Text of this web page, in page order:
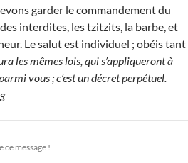
garder le commandement du
interdites, les tzitzits, la barbe, et
Le salut est individuel ; obéis tant
les mêmes lois, qui s’appliqueront à
vous ; c’est un décret perpétuel.
ce message !